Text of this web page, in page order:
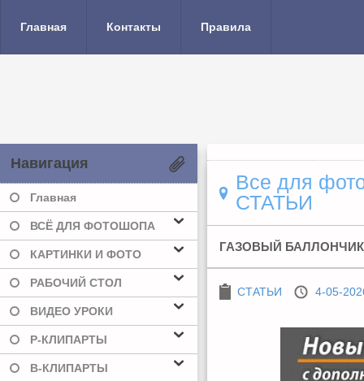
Главная Контакты Правила
Навигация
Главная
ВСЁ ДЛЯ ФОТОШОПА
КАРТИНКИ И ФОТО
РАБОЧИЙ СТОЛ
ВИДЕО УРОКИ
Р-КЛИПАРТЫ
В-КЛИПАРТЫ
Все для
СТАТЬИ
ГАЗОВЫЙ
СТАТЬИ 4-05-